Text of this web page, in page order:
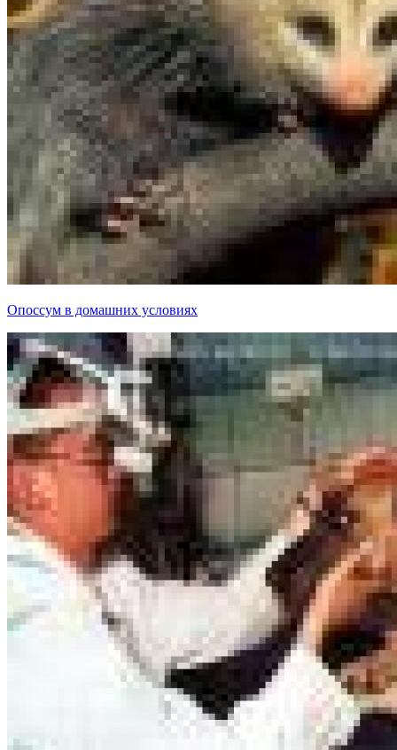
Опоссум в домашних условиях